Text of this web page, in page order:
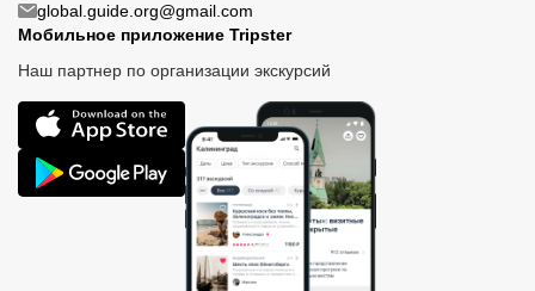
global.guide.org@gmail.com
Мобильное приложение Tripster
Наш партнер по организации экскурсий